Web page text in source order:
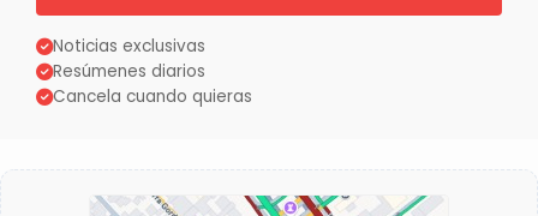
Noticias exclusivas
Resúmenes diarios
Cancela cuando quieras